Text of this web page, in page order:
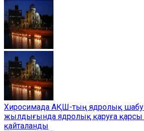
Хиросимада АҚШ-тың ядролық
жылдығында ядролық қаруға қарсы
қайталанды